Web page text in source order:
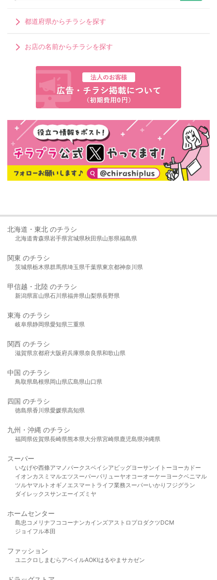
都道府県からチラシを探す
お店の名前からチラシを探す
北海道・東北 のチラシ
北海道青森県岩手県宮城県秋田県山形県福島県
関東 のチラシ
茨城県栃木県群馬県埼玉県千葉県東京都神奈川県
甲信越・北陸 のチラシ
新潟県富山県石川県福井県山梨県長野県
東海 のチラシ
岐阜県静岡県愛知県三重県
関西 のチラシ
滋賀県京都府大阪府兵庫県奈良県和歌山県
中国 のチラシ
鳥取県島根県岡山県広島県山口県
四国 のチラシ
徳島県香川県愛媛県高知県
九州・沖縄 のチラシ
福岡県佐賀県長崎県熊本県大分県宮崎県鹿児島県沖縄県
スーパー
いなげや西條アマノパークスベイシア ビッグヨーサンイトーヨーカドー
イオンカスミ マルエツスーパーバリューヤオコーオーケー ヨークベニマル
ツルヤマルト オギノ エスマート ライフ業務スーパーいかり フジグラン
ダイレックスサンエーイズミヤ
ホームセンター
島忠 コメリ ナフコ コーナンカインズアストロプロダクツDCM
ジョイフル本田
ファッション
ユニクロ しまむら アベイルAOKIはるやま サカゼン